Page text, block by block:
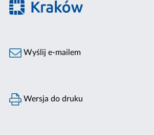
Wyślij e-mailem
Wersja do druku